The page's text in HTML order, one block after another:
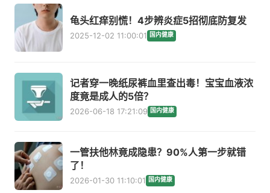
龟头红痒别慌！4步辨炎症5招彻底防复发
2025-12-02 11:00:01 国内健康
记者穿一晚纸尿裤血里查出毒！宝宝血液浓
度竟是成人的5倍？
2026-06-18 17:21:09 国内健康
一管扶他林竟成隐患？90%人第一步就错
了！
2026-01-30 11:10:01 国内健康